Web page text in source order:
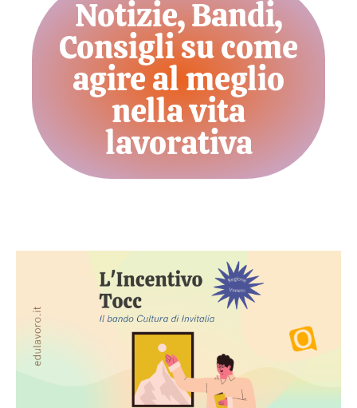
Notizie, Bandi,
Consigli su come
agire al meglio
nella vita
lavorativa